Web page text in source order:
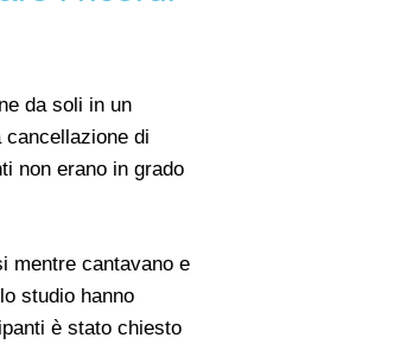
da soli in un
di
non erano in grado
mentre cantavano e
studio hanno
è stato chiesto